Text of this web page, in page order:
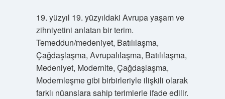
19. yüzyıl 19. yüzyıldaki Avrupa yaşam ve
zihniyetini anlatan bir terim.
Temeddun/medeniyet, Batılılaşma,
Çağdaşlaşma, Avrupalılaşma, Batılılaşma,
Medeniyet, Modernite, Çağdaşlaşma,
Modernleşme gibi birbirleriyle ilişkili olarak
farklı nüanslara sahip terimlerle ifade edilir.